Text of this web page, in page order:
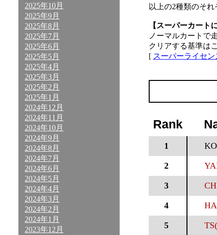
2025年10月
2025年9月
2025年8月
2025年7月
2025年6月
2025年5月
2025年4月
2025年3月
2025年2月
2025年1月
2024年12月
2024年11月
2024年10月
2024年9月
2024年8月
2024年7月
2024年6月
2024年5月
2024年4月
2024年3月
2024年2月
2024年1月
2023年12月
以上の2種類のそ
【スーパーカート
ノーマルカートで
クリアする基準は
[ スーパーライセ
Rank
1
2
3
4
5